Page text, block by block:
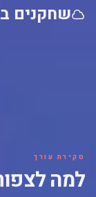
שחקנים
סקירת עורך
למה